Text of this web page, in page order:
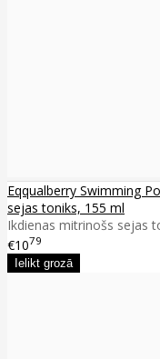
Eqqualberry Swimming
sejas toniks, 155 ml
Ikdienas mitrinošs sejas
€1079